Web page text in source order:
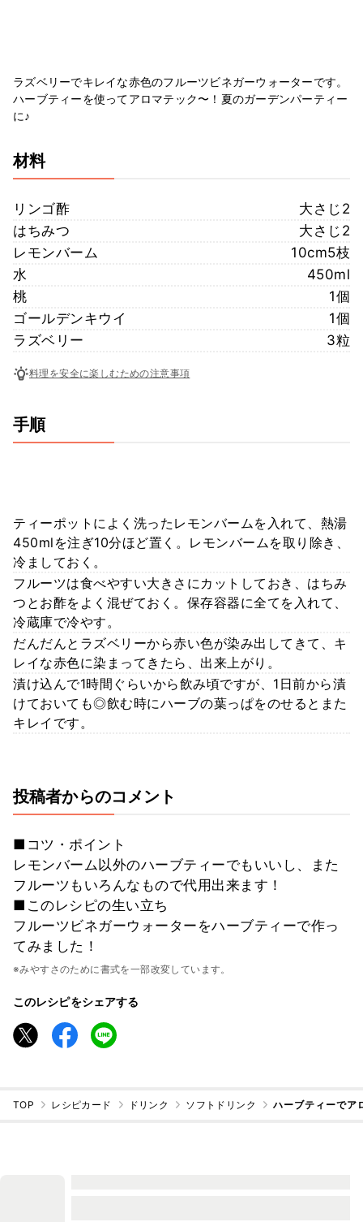
ラズベリーでキレイな赤色のフルーツビネガーウォーターです。
ハーブティーを使ってアロマテック〜！夏のガーデンパーティー
に♪
材料
リンゴ酢
大さじ2
はちみつ
大さじ2
レモンバーム
10cm5枝
水
450ml
桃
1個
ゴールデンキウイ
1個
ラズベリー
3粒
料理を安全に楽しむための注意事項
手順
ティーポットによく洗ったレモンバームを入れて、熱湯
450mlを注ぎ10分ほど置く。レモンバームを取り除き、
冷ましておく。
フルーツは食べやすい大きさにカットしておき、はちみ
つとお酢をよく混ぜておく。保存容器に全てを入れて、
冷蔵庫で冷やす。
だんだんとラズベリーから赤い色が染み出してきて、キ
レイな赤色に染まってきたら、出来上がり。
漬け込んで1時間ぐらいから飲み頃ですが、1日前から漬
けておいても◎飲む時にハーブの葉っぱをのせるとまた
キレイです。
投稿者からのコメント
■コツ・ポイント
レモンバーム以外のハーブティーでもいいし、また
フルーツもいろんなもので代用出来ます！
■このレシピの生い立ち
フルーツビネガーウォーターをハーブティーで作っ
てみました！
※みやすさのために書式を一部改変しています。
このレシピをシェアする
TOP レシピカード ドリンク ソフトドリンク ハーブティーでア